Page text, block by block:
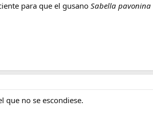
para que el gusano Sabella pavonina
que no se escondiese.